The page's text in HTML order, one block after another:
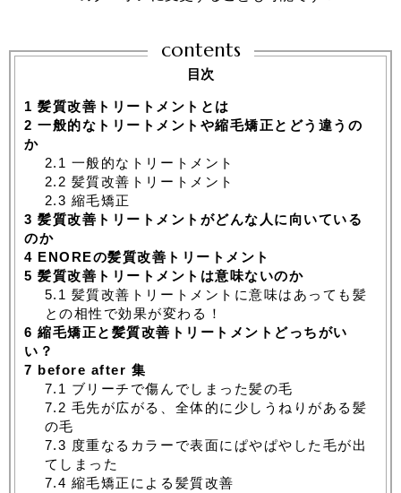
contents
目次
1 髪質改善トリートメントとは
2 一般的なトリートメントや縮毛矯正とどう違うの
か
2.1 一般的なトリートメント
2.2 髪質改善トリートメント
2.3 縮毛矯正
3 髪質改善トリートメントがどんな人に向いている
のか
4 ENOREの髪質改善トリートメント
5 髪質改善トリートメントは意味ないのか
5.1 髪質改善トリートメントに意味はあっても髪
との相性で効果が変わる！
6 縮毛矯正と髪質改善トリートメントどっちがい
い？
7 before after 集
7.1 ブリーチで傷んでしまった髪の毛
7.2 毛先が広がる、全体的に少しうねりがある髪
の毛
7.3 度重なるカラーで表面にぱやぱやした毛が出
てしまった
7.4 縮毛矯正による髪質改善